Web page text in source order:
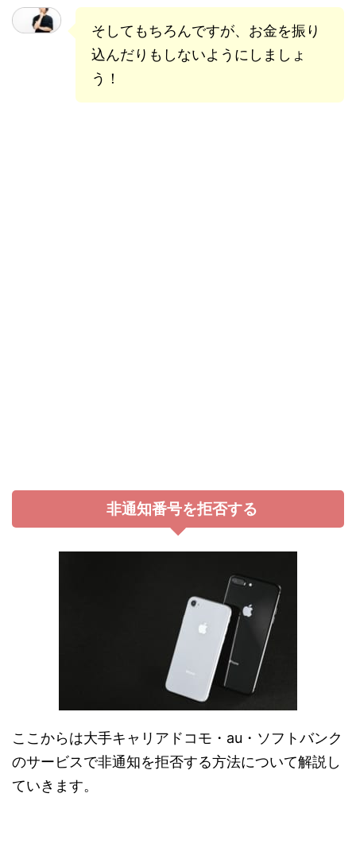
そしてもちろんですが、お金を振り
込んだりもしないようにしましょ
う！
非通知番号を拒否する
ここからは大手キャリアドコモ・au・ソフトバンク
のサービスで非通知を拒否する方法について解説し
ていきます。